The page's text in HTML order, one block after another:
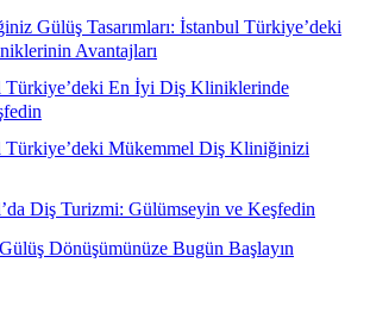
Gülüş Tasarımları: İstanbul Türkiye’deki
Avantajları
Türkiye’deki En İyi Diş Kliniklerinde
Türkiye’deki Mükemmel Diş Kliniğinizi
Diş Turizmi: Gülümseyin ve Keşfedin
Dönüşümünüze Bugün Başlayın